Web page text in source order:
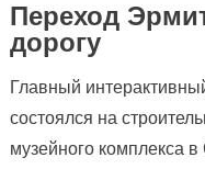
Переход
дорогу
Главный
состоялся на
музейного комплекса